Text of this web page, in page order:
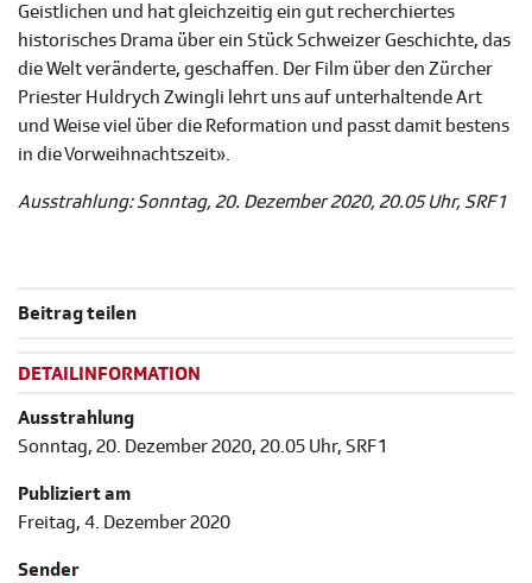
Geistlichen und hat gleichzeitig ein gut recherchiertes
historisches Drama über ein Stück Schweizer Geschichte, das
die Welt veränderte, geschaffen. Der Film über den Zürcher
Priester Huldrych Zwingli lehrt uns auf unterhaltende Art
und Weise viel über die Reformation und passt damit bestens
in die Vorweihnachtszeit».
Ausstrahlung: Sonntag, 20. Dezember 2020, 20.05 Uhr, SRF 1
Beitrag teilen
DETAILINFORMATION
Ausstrahlung
Sonntag, 20. Dezember 2020, 20.05 Uhr, SRF 1
Publiziert am
Freitag, 4. Dezember 2020
Sender